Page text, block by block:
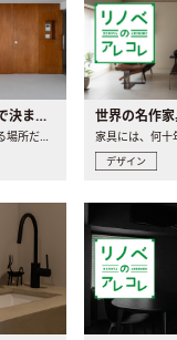
キッチンはレイアウトで決まる。後悔しないための考え方と選び方
デザイン